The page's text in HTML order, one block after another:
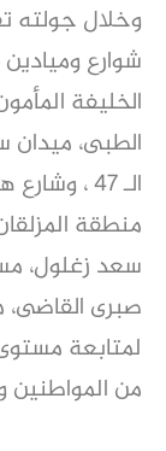
وخلال جولته
شوارع
الخليفة
الطبى،
الـ 47 ،
منطقة
سعد زغلول،
صبرى
لمتابعة
من